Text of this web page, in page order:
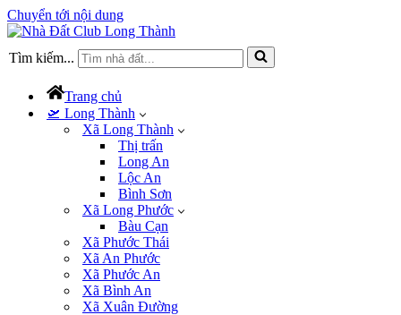
Chuyển tới nội dung
Tìm kiếm...
Trang chủ
🛫 Long Thành
Xã Long Thành
Thị trấn
Long An
Lộc An
Bình Sơn
Xã Long Phước
Bàu Cạn
Xã Phước Thái
Xã An Phước
Xã Phước An
Xã Bình An
Xã Xuân Đường